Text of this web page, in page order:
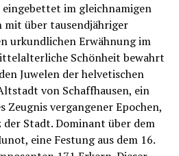
eingebettet im gleichnamigen
über tausendjähriger
urkundlichen Erwähnung im
Schönheit bewahrt
Juwelen der helvetischen
von Schaffhausen, ein
Zeugnis vergangener Epochen,
Stadt. Dominant über dem
eine Festung aus dem 16.